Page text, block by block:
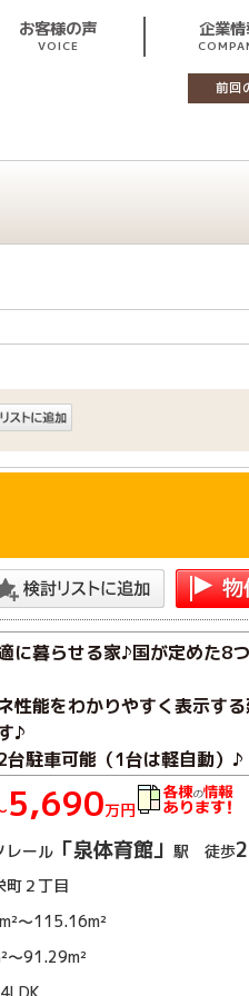
お客様の声
VOICE
企業
前回
に暮らせる家♪国が定めた8
性能をわかりやすく表示する
♪
駐車可能（1台は軽自動）♪
器洗い乾燥機を設置済み♪
5,690万円
レール 「泉体育館」 駅 徒歩
町２丁目
～115.16m²
～91.29m²